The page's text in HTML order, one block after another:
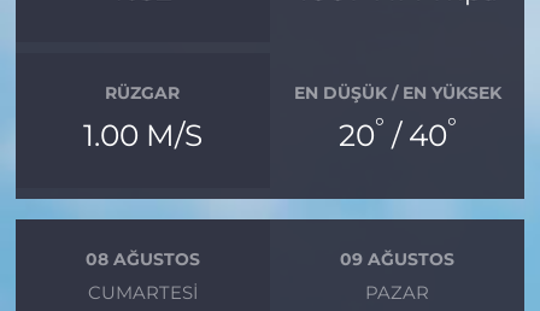
RÜZGAR
1.00 M/S
EN DÜŞÜK / EN YÜKSEK
20° / 40°
08 AĞUSTOS
CUMARTESI
09 AĞUSTOS
PAZAR